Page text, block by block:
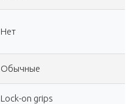
Нет
Обычные
Lock-on grips